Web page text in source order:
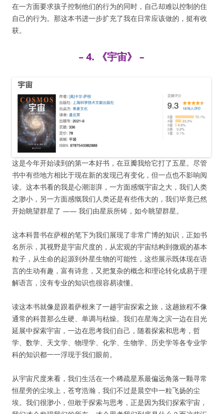
在一方面要求孩子控制他们的行为的同时，自己却难以控制的住
自己的行为。那这本书进一步扩充了我在日常应该做的，挺有收
获。
– 4. 《宇宙》 –
这是今年开始读到的第一本好书，在豆瓣我给它打了五星。尽管
书中有些地方相比于现在新的发现已有变化，但一点也不影响阅
读。这本书看的我是心潮澎湃，一方面感慨宇宙之大，我们人类
之渺小，另一方面感慨我们人类还是有些伟大的，我们毕竟已然
开始眺望群星了 —— 我们由星辰所铸，如今眺望群星。
这本科普书在萨根的笔下为我们展现了非常广博的知识，正如书
名所示，其视野是宇宙尺度的，从宏观的宇宙结构到微观的基本
粒子，从生命的起源到外星生物的可能性，这些展示既体现在语
言的生动有趣，富有诗意，又把复杂的概念和理论转化成易于理
解语言，没有专业的知识也很容易读懂。
读这本书就像是跟着萨根来了一趟宇宙探索之旅，这趟旅程不像
通常的科普那么生硬、单调与枯燥。我们在星海之滨一边在目光
延展中探索宇宙，一边在思考我们自己，随着探索和思考，哲
学、数学、天文学、物理学、化学、生物学、历史学等各专业学
科的知识都一一浮现于我们眼前。
从宇宙尺度来看，我们生活在一个稀疏星系最偏远角落一颗寻常
恒星旁的尘埃上，苍穹浩瀚，我们不过是晨空中一粒飞扬的尘
埃。我们很渺小，但敢于探索与思考，正是因为我们探索宇宙，